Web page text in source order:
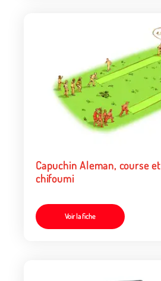
Capuchin Aleman, course et
chifoumi
Voir la fiche